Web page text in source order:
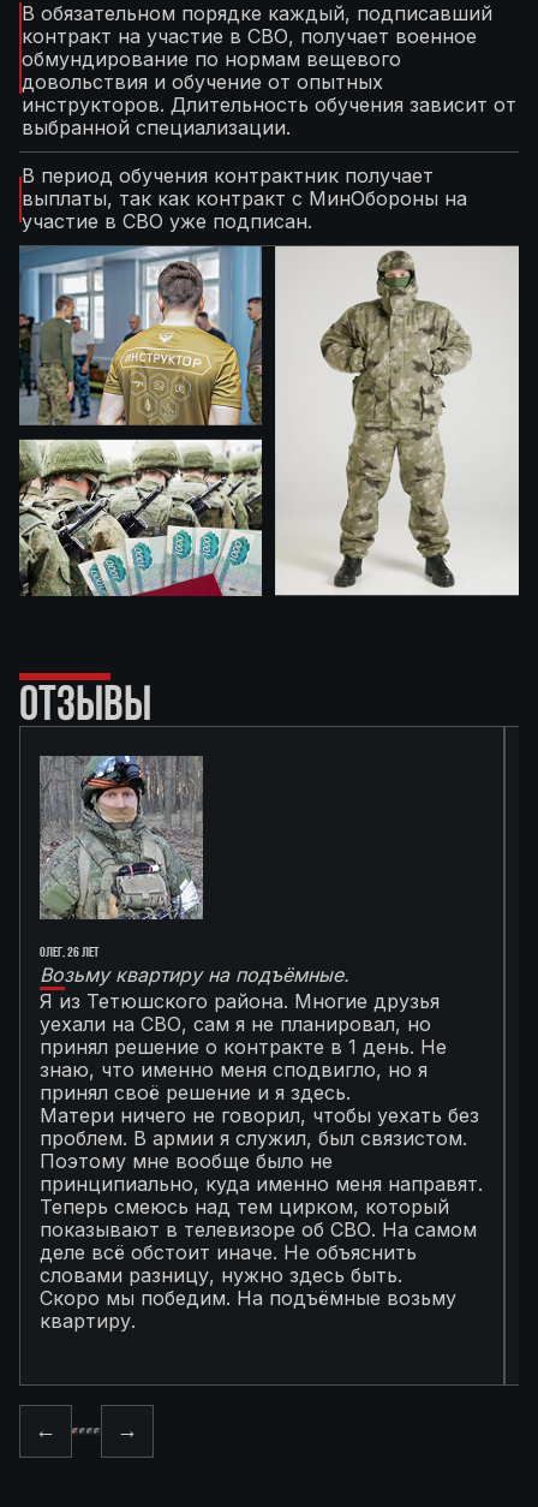
В обязательном порядке каждый, подписавший
контракт на участие в СВО, получает военное
обмундирование по нормам вещевого
довольствия и обучение от опытных
инструкторов. Длительность обучения зависит от
выбранной специализации.
В период обучения контрактник получает
выплаты, так как контракт с МинОбороны на
участие в СВО уже подписан.
ОТЗЫВЫ
Олег, 26 лет
Возьму квартиру на подъёмные.
Я из Тетюшского района. Многие друзья
уехали на СВО, сам я не планировал, но
принял решение о контракте в 1 день. Не
знаю, что именно меня сподвигло, но я
принял своё решение и я здесь.
Матери ничего не говорил, чтобы уехать без
проблем. В армии я служил, был связистом.
Поэтому мне вообще было не
принципиально, куда именно меня направят.
Теперь смеюсь над тем цирком, который
показывают в телевизоре об СВО. На самом
деле всё обстоит иначе. Не объяснить
словами разницу, нужно здесь быть.
Скоро мы победим. На подъёмные возьму
квартиру.
← →